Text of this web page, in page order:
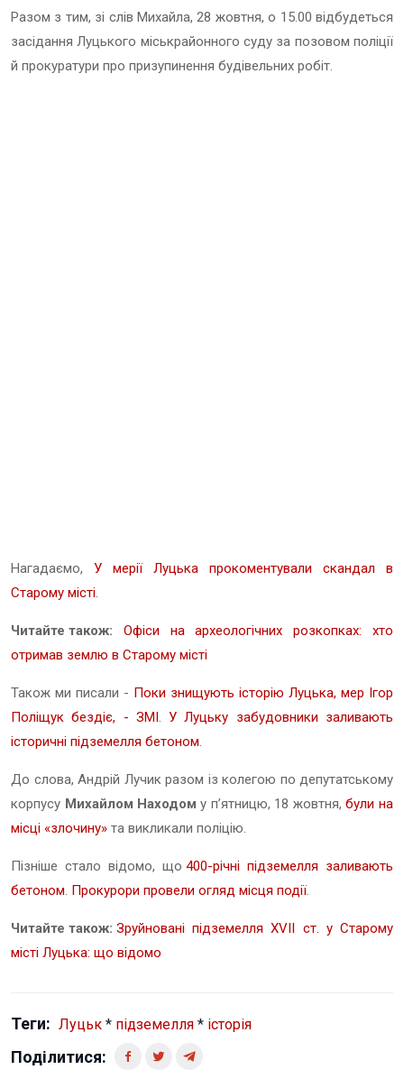
Разом з тим, зі слів Михайла, 28 жовтня, о 15.00 відбудеться
засідання Луцького міськрайонного суду за позовом поліції
й прокуратури про призупинення будівельних робіт.
Нагадаємо, У мерії Луцька прокоментували скандал в
Старому місті.
Читайте також:
Офіси на археологічних розкопках: хто
отримав землю в Старому місті
Також ми писали - Поки знищують історію Луцька, мер Ігор
Поліщук бездіє, - ЗМІ.У Луцьку забудовники заливають
історичні підземелля бетоном.
До слова, Андрій Лучик разом із колегою по депутатському
корпусу Михайлом Находом у п’ятницю, 18 жовтня,були на
місці «злочину» та викликали поліцію.
Пізніше стало відомо, що 400-річні підземелля заливають
бетоном. Прокурори провели огляд місця події.
Читайте також: Зруйновані підземелля XVII ст. у Старому
місті Луцька: що відомо
Теги: Луцьк * підземелля * історія
Поділитися: